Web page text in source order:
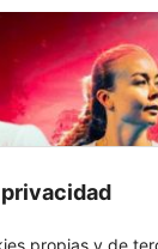
propias y de